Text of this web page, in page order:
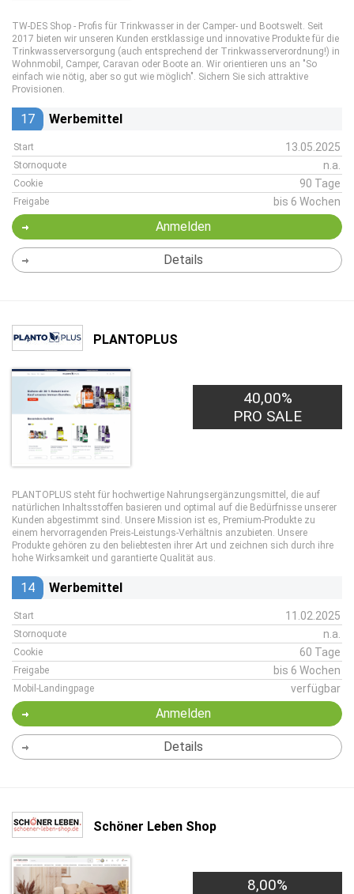
TW-DES Shop - Profis für Trinkwasser in der Camper- und Bootswelt. Seit
2017 bieten wir unseren Kunden erstklassige und innovative Produkte für die
Trinkwasserversorgung (auch entsprechend der Trinkwasserverordnung!) in
Wohnmobil, Camper, Caravan oder Boote an. Wir orientieren uns an "So
einfach wie nötig, aber so gut wie möglich". Sichern Sie sich attraktive
Provisionen.
17 Werbemittel
Start 13.05.2025
Stornoquote n.a.
Cookie 90 Tage
Freigabe bis 6 Wochen
Anmelden
Details
PLANTOPLUS
40,00%
PRO SALE
PLANTOPLUS steht für hochwertige Nahrungsergänzungsmittel, die auf
natürlichen Inhaltsstoffen basieren und optimal auf die Bedürfnisse unserer
Kunden abgestimmt sind. Unsere Mission ist es, Premium-Produkte zu
einem hervorragenden Preis-Leistungs-Verhältnis anzubieten. Unsere
Produkte gehören zu den beliebtesten ihrer Art und zeichnen sich durch ihre
hohe Wirksamkeit und garantierte Qualität aus.
14 Werbemittel
Start 11.02.2025
Stornoquote n.a.
Cookie 60 Tage
Freigabe bis 6 Wochen
Mobil-Landingpage verfügbar
Anmelden
Details
Schöner Leben Shop
8,00%